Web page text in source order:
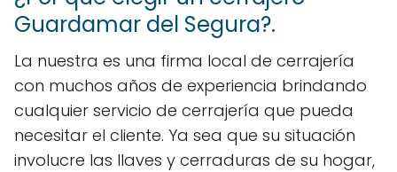
Guardamar del Segura?.
La nuestra es una firma local de cerrajería
con muchos años de experiencia brindando
cualquier servicio de cerrajería que pueda
necesitar el cliente. Ya sea que su situación
involucre las llaves y cerraduras de su hogar,